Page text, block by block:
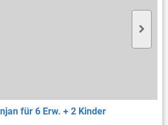
für 6 Erw. + 2 Kinder